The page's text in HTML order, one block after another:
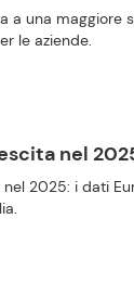
a una maggiore
le aziende.
nel
2025: i dati